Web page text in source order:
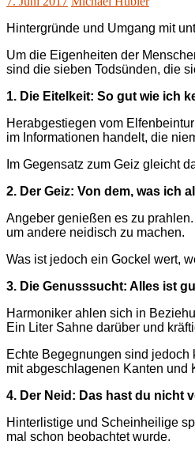
Hintergründe und Umgang mit
Um die Eigenheiten der
sind die sieben Todsünden, die
1. Die Eitelkeit: So gut wie ich
Herabgestiegen vom
im Informationen handelt, die
Im Gegensatz zum Geiz gleicht
2. Der Geiz: Von dem, was ich
Angeber genießen es zu
um andere neidisch zu machen.
Was ist jedoch ein Gockel wert,
3. Die Genusssucht: Alles ist
Harmoniker ahlen sich in
Ein Liter Sahne darüber und
Echte Begegnungen sind
mit abgeschlagenen Kanten und
4. Der Neid: Das hast du nicht
Hinterlistige und Scheinheilige
mal schon beobachtet wurde.